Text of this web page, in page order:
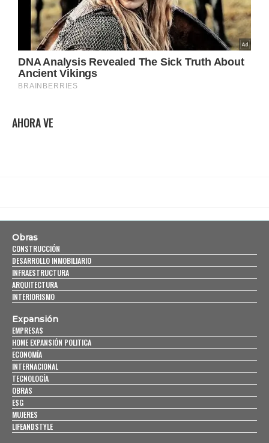
AHORA VE
Obras
CONSTRUCCIÓN
DESARROLLO INMOBILIARIO
INFRAESTRUCTURA
ARQUITECTURA
INTERIORISMO
Expansión
EMPRESAS
HOME EXPANSIÓN POLITICA
ECONOMÍA
INTERNACIONAL
TECNOLOGÍA
OBRAS
ESG
MUJERES
LIFEANDSTYLE